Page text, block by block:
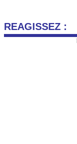
REAGISSEZ :